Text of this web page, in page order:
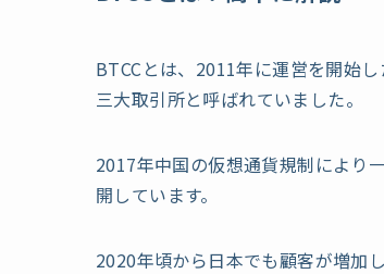
BTCCとは、2011年に運営を開始し
三大取引所と呼ばれていました。
2017年中国の仮想通貨規制により
開しています。
2020年頃から日本でも顧客が増加